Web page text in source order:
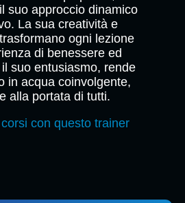
suo approccio dinamico
La sua creatività e
ogni lezione
di benessere ed
suo entusiasmo, rende
in acqua coinvolgente,
alla portata di tutti.
con questo trainer